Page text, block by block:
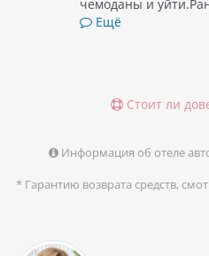
чемоданы и
Ещё
Стоит ли
Информация об отеле
* Гарантию возврата средств,